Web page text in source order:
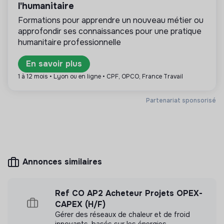
Si vous nous rejoignez, vous intégrerez un parcours
d’intégration pensé pour vous 😊
Citeo souhaite offrir et garantir une totale égalité des
chances aux candidats. Aussi, toutes les candidatures
reçues sont étudiées indépendamment de leur origine
raciale ou ethnique, opinions ou croyances, genre,
orientation sexuelle, santé ou handicap.
Plus d'informations
Site internet
Entre 250 et 2000
salariés
Économie circulaire
Labels et certifications
Partenariat sponsorisé
l'humanitaire
Formations pour apprendre un nouveau métier ou
approfondir ses connaissances pour une pratique
humanitaire professionnelle
En savoir plus
1 à 12 mois • Lyon ou en ligne • CPF, OPCO, France Travail
Annonces similaires
Ref CO AP2 Acheteur Projets OPEX-
CAPEX (H/F)
Gérer des réseaux de chaleur et de froid